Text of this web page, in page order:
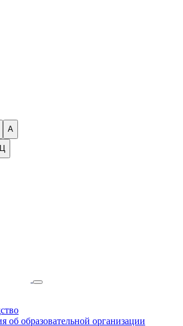
A
Ц
об образовательной организации